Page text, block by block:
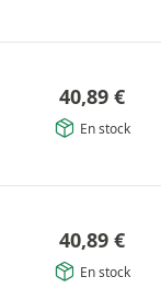
40,89 €
En stock
40,89 €
En stock